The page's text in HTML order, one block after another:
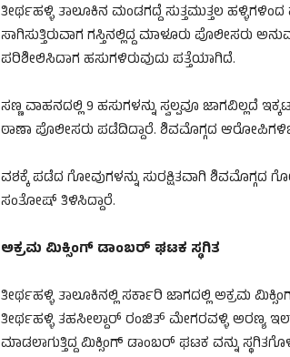
ತೀರ್ಥಹಳ್ಳಿ ತಾಲೂಕಿನ ಮಂಡಗದ್ದೆ ಸುತ್ತಮುತ್ತಲ
ಸಾಗಿಸುತ್ತಿರುವಾಗ ಗಸ್ತಿನಲ್ಲಿದ್ದ ಮಾಳೂರು ಪೊಲೀಸರು
ಪರಿಶೀಲಿಸಿದಾಗ ಹಸುಗಳಿರುವುದು ಪತ್ತೆಯಾಗಿದೆ.
ಸಣ್ಣ ವಾಹನದಲ್ಲಿ 9 ಹಸುಗಳನ್ನು ಸ್ವಲ್ಪವೂ ಜಾಗವಿಲ್ಲದೆ
ಠಾಣಾ ಪೊಲೀಸರು ಪಡೆದಿದ್ದಾರೆ. ಶಿವಮೊಗ್ಗದ
ವಶಕ್ಕೆ ಪಡೆದ ಗೋವುಗಳನ್ನು ಸುರಕ್ಷಿತವಾಗಿ
ಸಂತೋಷ್ ತಿಳಿಸಿದ್ದಾರೆ.
ಅಕ್ರಮ ಮಿಕ್ಸಿಂಗ್ ಡಾಂಬರ್ ಘಟಕ ಸ್ಥಗಿತ
ತೀರ್ಥಹಳ್ಳಿ ತಾಲೂಕಿನಲ್ಲಿ ಸರ್ಕಾರಿ ಜಾಗದಲ್ಲಿ ಅಕ್ರಮ
ತೀರ್ಥಹಳ್ಳಿ ತಹಸೀಲ್ದಾ‌ರ್ ರಂಜಿತ್‌ ಮೇಗರವಳ್ಳಿ ಅರಣ್ಯ
ಮಾಡಲಾಗುತ್ತಿದ್ದ ಮಿಕ್ಸಿಂಗ್ ಡಾಂಬರ್ ಘಟಕ ವನ್ನು